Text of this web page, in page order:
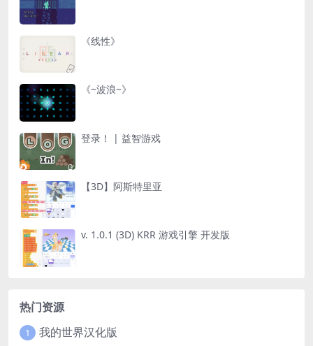
《线性》
《~波浪~》
登录！ | 益智游戏
【3D】阿斯特里亚
v. 1.0.1 (3D) KRR 游戏引擎 开发版
热门资源
1 我的世界汉化版